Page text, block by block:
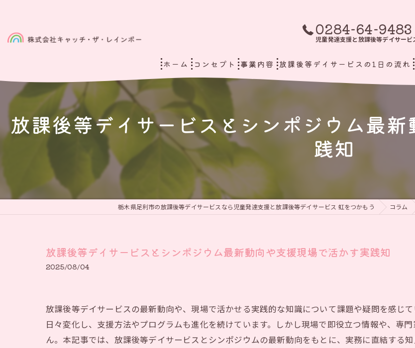
0284-64-9483
児童発達支援と放課後等デイサービ
ホーム コンセプト 事業内容 放課後等デイサービスの1日の流れ
放課後等デイサービスとシンポジウム最
践知
栃木県足利市の放課後等デイサービスなら児童発達支援と放課後等デイサービス 虹をつかもう コラム
放課後等デイサービスとシンポジウム最新動向や支援現場で活かす実践知
2025/08/04
放課後等デイサービスの最新動向や、現場で活かせる実践的な知識について課題や疑問を感じ
日々変化し、支援方法やプログラムも進化を続けています。しかし現場で即役立つ情報や、専
ん。本記事では、放課後等デイサービスとシンポジウムの最新動向をもとに、実務に直結する